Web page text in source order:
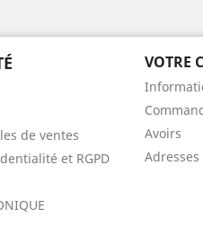
de ventes
et RGPD
VOTRE
Avoirs
Adresses